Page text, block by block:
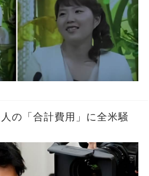
の「合計費用」に全米騒